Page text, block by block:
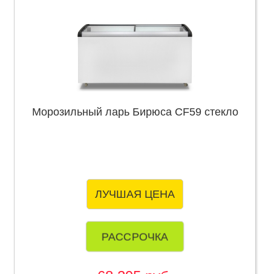
Морозильный ларь Бирюса CF59 стекло
ЛУЧШАЯ ЦЕНА
РАССРОЧКА